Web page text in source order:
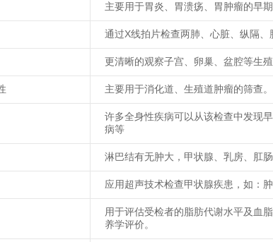
主要用于胃炎、胃溃疡、胃肿瘤的早期
通过X线拍片检查两肺、心脏、纵隔、
更清晰的观察子宫、卵巢、盆腔等生
主要用于消化道、生殖道肿瘤的筛查。
许多全身性疾病可以从该检查中发现
病等
淋巴结有无肿大，甲状腺、乳房、肛
应用超声技术检查甲状腺疾患，如：
用于评估受检者的脂肪代谢水平及血
养学评价。